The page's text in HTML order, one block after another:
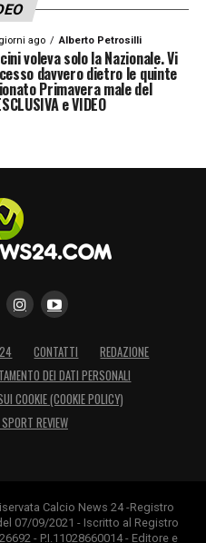
ago Alberto Petrosilli
voleva solo la Nazionale. Vi
davvero dietro le quinte
Primavera male del
e VIDEO
CONTATTI
REDAZIONE
DEI DATI PERSONALI
COOKIE (COOKIE POLICY)
REVIEW
Calcio News 24 -Registro
07/09/2021 - Iscritto al Registro
- P.I.11028660014 - Editore e